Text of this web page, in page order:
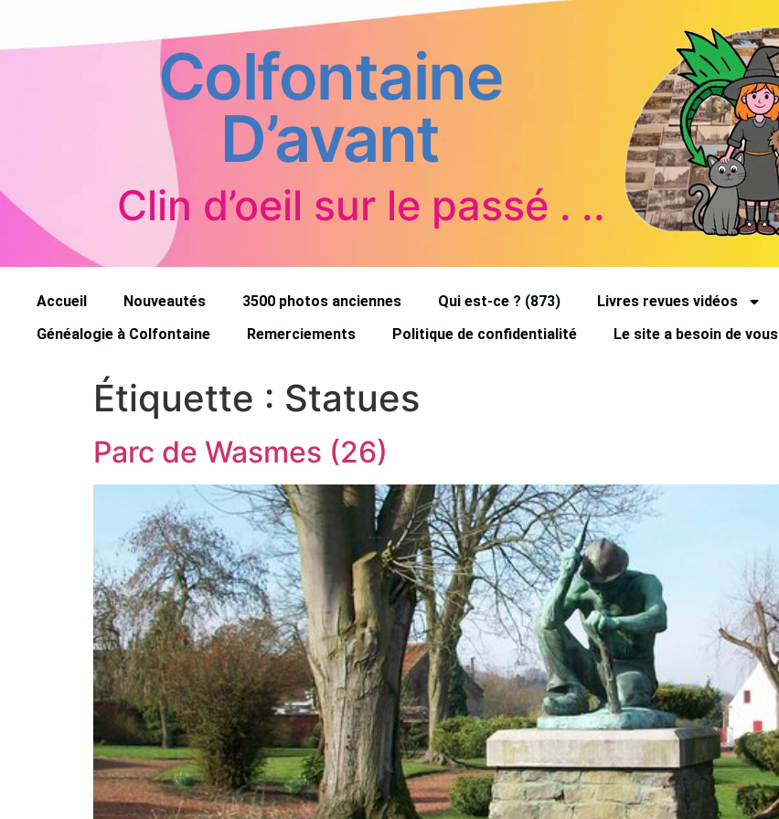
Colfontaine
D’avant
Clin d’oeil sur le passé . ..
Accueil Nouveautés 3500 photos anciennes Qui est-ce ? (873)
Livres revues vidéos
Généalogie à Colfontaine
Remerciements Politique de confidentialité Le site a besoin de vous
Étiquette : Statues
Parc de Wasmes (26)